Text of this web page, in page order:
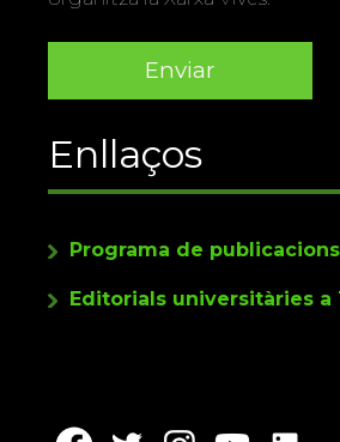
Enllaços
Programa de publicacions
Editorials universitàries